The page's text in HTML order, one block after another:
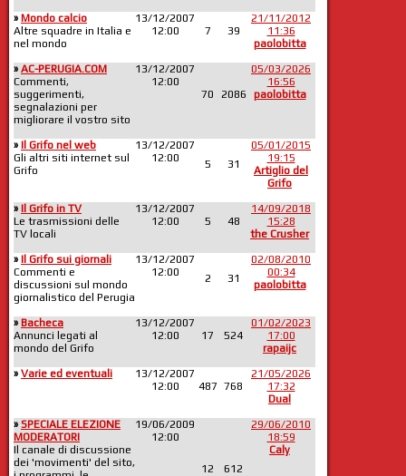
» Mondo calcio
Altre squadre in Italia e
nel mondo
13/12/2007
12:00
7 39
21/11/2012
11:36
paolobitta
» AC-PERUGIA.COM
Commenti,
suggerimenti,
segnalazioni per
migliorare il vostro sito
13/12/2007
12:00
70
2086
05/03/2026
16:56
paolobitta
» Il Grifo nel web
Gli altri siti internet sul
Grifo
13/12/2007
12:00
5 31
05/01/2015
19:15
Artiglio del
Grifo
» Il Grifo in TV
Le trasmissioni delle
TV locali
13/12/2007
12:00
5 48
14/09/2018
15:28
the Crusher
» Il Grifo sui giornali
Commenti e
discussioni sul mondo
giornalistico del Perugia
13/12/2007
12:00
2 31
02/08/2010
00:34
paolobitta
» Bacheca
Annunci legati al
mondo del Grifo
13/12/2007
12:00
17 524
01/02/2023
17:00
rapaijc
» Varie ed eventuali
13/12/2007
12:00
487 768
21/05/2026
17:32
Dual
» SPECIALE ELEZIONE
MODERATORI
Il canale di discussione
dei 'movimenti' del sito,
19/06/2009
12:00
12 612
29/06/2010
18:59
Caly